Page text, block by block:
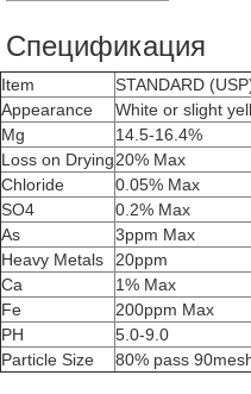
Спецификация
Item
STANDARD
Appearance
White or slight
Mg
14.5-16.4%
Loss on Drying20% Max
Chloride
0.05% Max
SO4
0.2% Max
As
3ppm Max
Heavy Metals
20ppm
Ca
1% Max
Fe
200ppm Max
PH
5.0-9.0
Particle Size
80% pass